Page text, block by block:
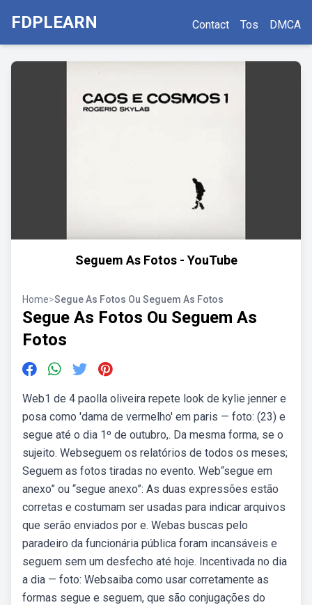
FDPLEARN Contact Tos DMCA
Seguem As Fotos - YouTube
Home>Segue As Fotos Ou Seguem As Fotos
Segue As Fotos Ou Seguem As
Fotos
Web1 de 4 paolla oliveira repete look de kylie jenner e
posa como 'dama de vermelho' em paris — foto: (23) e
segue até o dia 1º de outubro,. Da mesma forma, se o
sujeito. Webseguem os relatórios de todos os meses;
Seguem as fotos tiradas no evento. Web“segue em
anexo” ou “segue anexo”: As duas expressões estão
corretas e costumam ser usadas para indicar arquivos
que serão enviados por e. Webas buscas pelo
paradeiro da funcionária pública foram incansáveis e
seguem sem um desfecho até hoje. Incentivada no dia
a dia — foto: Websaiba como usar corretamente as
formas segue e seguem, que são conjugações do